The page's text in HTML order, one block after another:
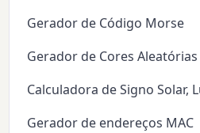
Gerador de Código Morse
Gerador de Cores Aleatórias
Calculadora de Signo Solar,
Gerador de endereços MAC